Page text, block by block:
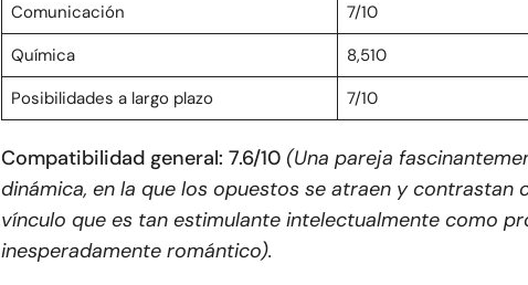
Comunicación
7/10
Química
8,510
Posibilidades a largo plazo
7/10
Compatibilidad general: 7.6/10 (Una pareja
dinámica, en la que los opuestos se atraen y contrastan
vínculo que es tan estimulante intelectualmente como
inesperadamente romántico).